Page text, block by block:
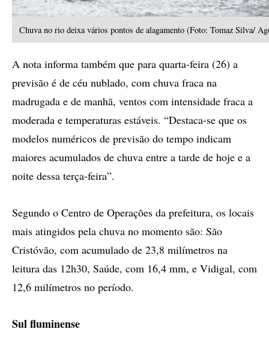
Chuva no rio deixa vários pontos de alagamento (Foto: Tomaz Silva/
A nota informa também que para quarta-feira (26) a
previsão é de céu nublado, com chuva fraca na
madrugada e de manhã, ventos com intensidade fraca a
moderada e temperaturas estáveis. “Destaca-se que os
modelos numéricos de previsão do tempo indicam
maiores acumulados de chuva entre a tarde de hoje e a
noite dessa terça-feira”.
Segundo o Centro de Operações da prefeitura, os locais
mais atingidos pela chuva no momento são: São
Cristóvão, com acumulado de 23,8 milímetros na
leitura das 12h30, Saúde, com 16,4 mm, e Vidigal, com
12,6 milímetros no período.
Sul fluminense